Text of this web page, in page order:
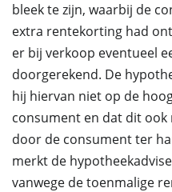
bleek te zijn, waarbij de
extra rentekorting had
er bij verkoop eventueel
doorgerekend. De
hij hiervan niet op de
consument en dat dit
door de consument ter
merkt de
vanwege de toenmalige